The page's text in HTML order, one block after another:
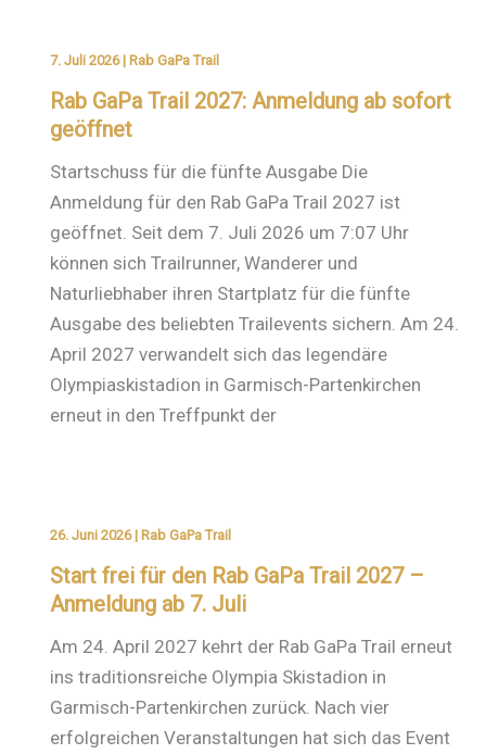
7. Juli 2026 | Rab GaPa Trail
Rab GaPa Trail 2027: Anmeldung ab sofort
geöffnet
Startschuss für die fünfte Ausgabe Die
Anmeldung für den Rab GaPa Trail 2027 ist
geöffnet. Seit dem 7. Juli 2026 um 7:07 Uhr
können sich Trailrunner, Wanderer und
Naturliebhaber ihren Startplatz für die fünfte
Ausgabe des beliebten Trailevents sichern. Am 24.
April 2027 verwandelt sich das legendäre
Olympiaskistadion in Garmisch-Partenkirchen
erneut in den Treffpunkt der
26. Juni 2026 | Rab GaPa Trail
Start frei für den Rab GaPa Trail 2027 –
Anmeldung ab 7. Juli
Am 24. April 2027 kehrt der Rab GaPa Trail erneut
ins traditionsreiche Olympia Skistadion in
Garmisch-Partenkirchen zurück. Nach vier
erfolgreichen Veranstaltungen hat sich das Event